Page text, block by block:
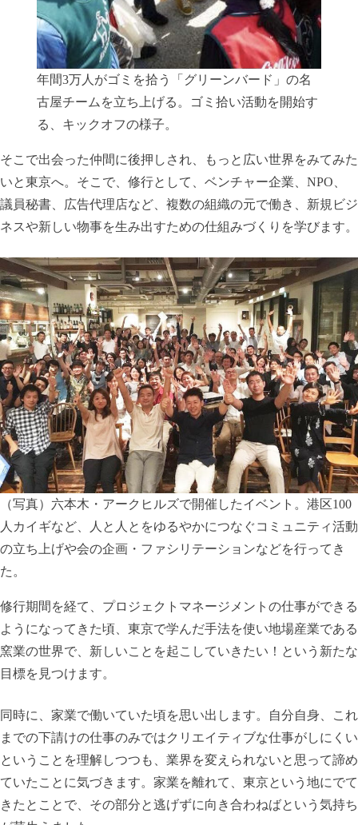
年間3万人がゴミを拾う「グリーンバード」の名
古屋チームを立ち上げる。ゴミ拾い活動を開始す
る、キックオフの様子。
そこで出会った仲間に後押しされ、もっと広い世界をみてみた
いと東京へ。そこで、修行として、ベンチャー企業、NPO、
議員秘書、広告代理店など、複数の組織の元で働き、新規ビジ
ネスや新しい物事を生み出すための仕組みづくりを学びます。
（写真）六本木・アークヒルズで開催したイベント。港区100
人カイギなど、人と人とをゆるやかにつなぐコミュニティ活動
の立ち上げや会の企画・ファシリテーションなどを行ってき
た。
修行期間を経て、プロジェクトマネージメントの仕事ができる
ようになってきた頃、東京で学んだ手法を使い地場産業である
窯業の世界で、新しいことを起こしていきたい！という新たな
目標を見つけます。
同時に、家業で働いていた頃を思い出します。自分自身、これ
までの下請けの仕事のみではクリエイティブな仕事がしにくい
ということを理解しつつも、業界を変えられないと思って諦め
ていたことに気づきます。家業を離れて、東京という地にでて
きたとことで、その部分と逃げずに向き合わねばという気持ち